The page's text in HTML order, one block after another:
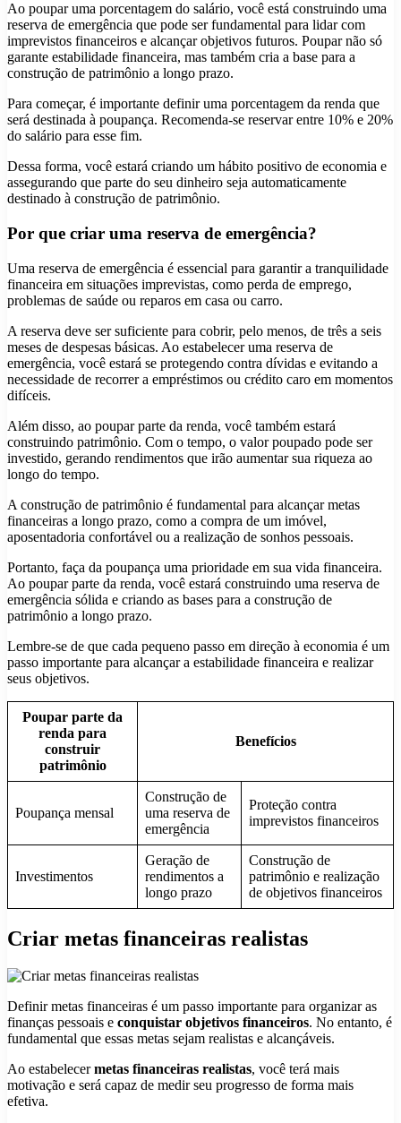
Ao poupar uma porcentagem do salário, você está construindo uma
reserva de emergência que pode ser fundamental para lidar com
imprevistos financeiros e alcançar objetivos futuros. Poupar não só
garante estabilidade financeira, mas também cria a base para a
construção de patrimônio a longo prazo.
Para começar, é importante definir uma porcentagem da renda que
será destinada à poupança. Recomenda-se reservar entre 10% e 20%
do salário para esse fim.
Dessa forma, você estará criando um hábito positivo de economia e
assegurando que parte do seu dinheiro seja automaticamente
destinado à construção de patrimônio.
Por que criar uma reserva de emergência?
Uma reserva de emergência é essencial para garantir a tranquilidade
financeira em situações imprevistas, como perda de emprego,
problemas de saúde ou reparos em casa ou carro.
A reserva deve ser suficiente para cobrir, pelo menos, de três a seis
meses de despesas básicas. Ao estabelecer uma reserva de
emergência, você estará se protegendo contra dívidas e evitando a
necessidade de recorrer a empréstimos ou crédito caro em momentos
difíceis.
Além disso, ao poupar parte da renda, você também estará
construindo patrimônio. Com o tempo, o valor poupado pode ser
investido, gerando rendimentos que irão aumentar sua riqueza ao
longo do tempo.
A construção de patrimônio é fundamental para alcançar metas
financeiras a longo prazo, como a compra de um imóvel,
aposentadoria confortável ou a realização de sonhos pessoais.
Portanto, faça da poupança uma prioridade em sua vida financeira.
Ao poupar parte da renda, você estará construindo uma reserva de
emergência sólida e criando as bases para a construção de
patrimônio a longo prazo.
Lembre-se de que cada pequeno passo em direção à economia é um
passo importante para alcançar a estabilidade financeira e realizar
seus objetivos.
Poupar parte da
renda para
construir
patrimônio
Benefícios
Poupança mensal
Construção de
uma reserva de
emergência
Proteção contra
imprevistos financeiros
Investimentos
Geração de
rendimentos a
longo prazo
Construção de
patrimônio e realização
de objetivos financeiros
Criar metas financeiras realistas
Definir metas financeiras é um passo importante para organizar as
finanças pessoais e conquistar objetivos financeiros. No entanto, é
fundamental que essas metas sejam realistas e alcançáveis.
Ao estabelecermetas financeiras realistas, você terá mais
motivação e será capaz de medir seu progresso de forma mais
efetiva.